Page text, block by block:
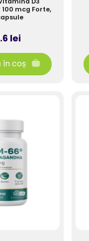
mcg Forte,
lei
în coș